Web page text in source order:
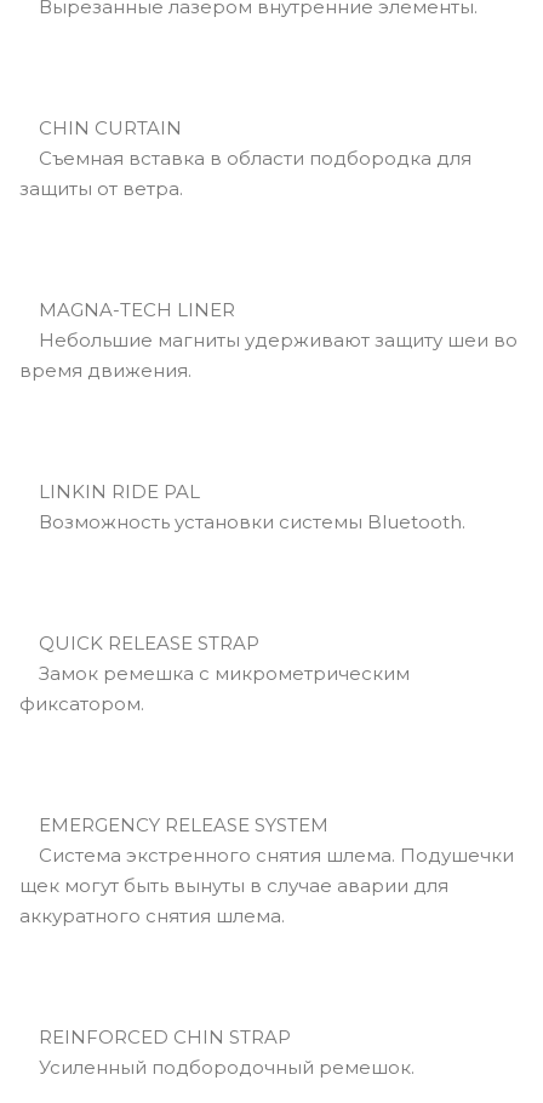
Вырезанные лазером внутренние элементы.
CHIN CURTAIN
Съемная вставка в области подбородка для
защиты от ветра.
MAGNA-TECH LINER
Небольшие магниты удерживают защиту шеи во
время движения.
LINKIN RIDE PAL
Возможность установки системы Bluetooth.
QUICK RELEASE STRAP
Замок ремешка с микрометрическим
фиксатором.
EMERGENCY RELEASE SYSTEM
Cистема экстренного снятия шлема. Подушечки
щек могут быть вынуты в случае аварии для
аккуратного снятия шлема.
REINFORCED CHIN STRAP
Усиленный подбородочный ремешок.